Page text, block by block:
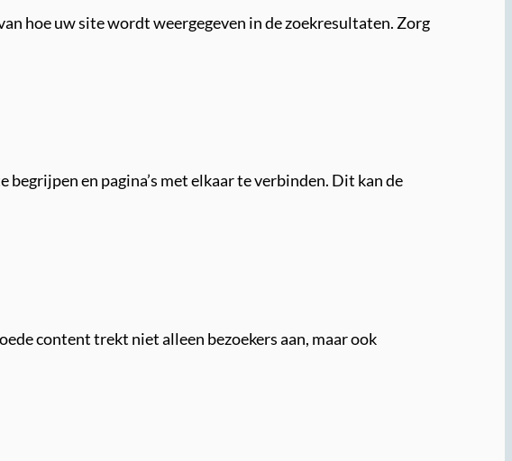
hoe uw site wordt weergegeven in de zoekresultaten. Zorg
en pagina’s met elkaar te verbinden. Dit kan de
content trekt niet alleen bezoekers aan, maar ook